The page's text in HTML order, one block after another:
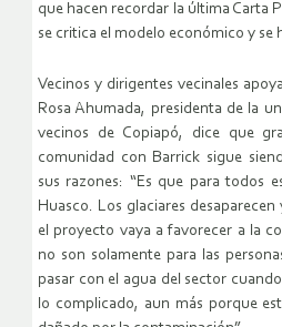
que hacen recordar la última Carta
se critica el modelo económico y se
Vecinos y dirigentes vecinales
Rosa Ahumada, presidenta de la
vecinos de Copiapó, dice que
comunidad con Barrick sigue
sus razones: “Es que para todos
Huasco. Los glaciares
el proyecto vaya a favorecer a la
no son solamente para las
pasar con el agua del sector
lo complicado, aun más porque